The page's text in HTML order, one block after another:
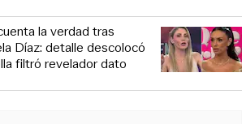
la verdad tras
Díaz: detalle descolocó
filtró revelador dato